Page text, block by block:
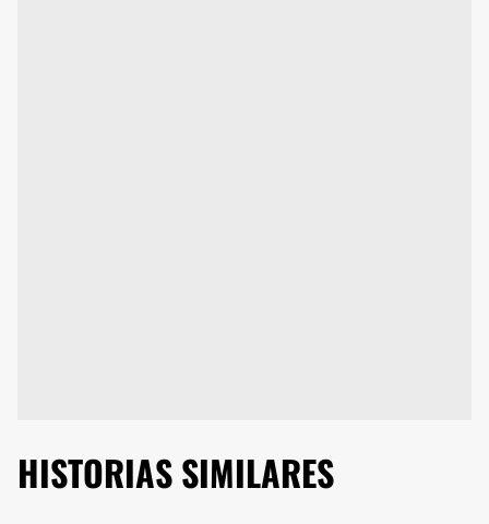
HISTORIAS SIMILARES